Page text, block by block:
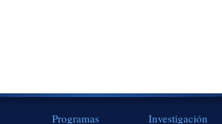
Programas Investigación